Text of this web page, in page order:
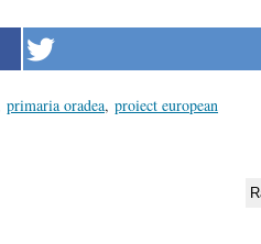
primaria oradea, proiect european